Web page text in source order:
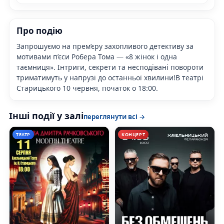
Про подію
Запрошуємо на прем’єру захопливого детективу за
мотивами п’єси Робера Тома — «8 жінок і одна
таємниця». Інтриги, секрети та несподівані повороти
триматимуть у напрузі до останньої хвилини!В театрі
Старицького 10 червня, початок о 18:00.
Інші події у заліпереглянути всі →
ТЕАТР КОНЦЕРТ